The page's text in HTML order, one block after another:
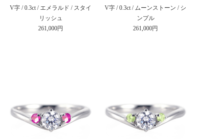
V字 / 0.3ct / エメラルド / スタイ
リッシュ
261,000円
V字 / 0.3ct / ムーンストーン / シ
ンプル
261,000円